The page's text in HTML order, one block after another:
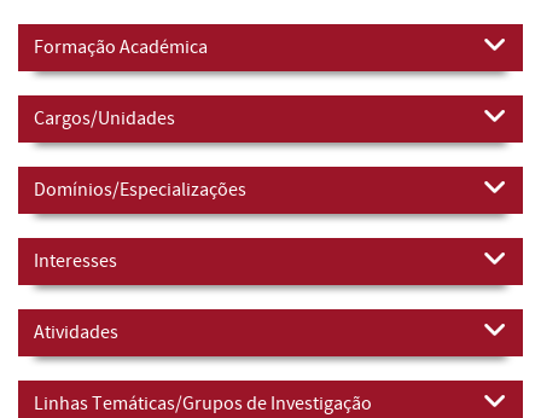
Formação Académica
Cargos/Unidades
Domínios/Especializações
Interesses
Atividades
Linhas Temáticas/Grupos de Investigação